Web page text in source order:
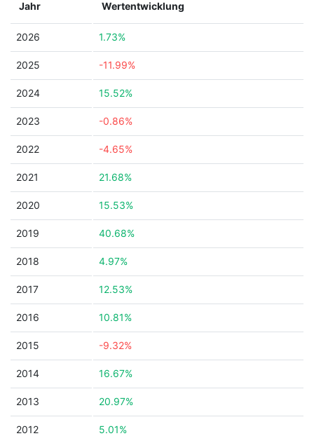
Jahr Wertentwicklung
2026 1.73%
2025 -11.99%
2024 15.52%
2023 -0.86%
2022 -4.65%
2021 21.68%
2020 15.53%
2019 40.68%
2018 4.97%
2017 12.53%
2016 10.81%
2015 -9.32%
2014 16.67%
2013 20.97%
2012 5.01%